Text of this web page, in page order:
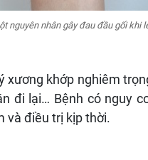
nguyên nhân gây đau đầu gối khi
xương khớp nghiêm
đi lại… Bệnh có nguy
và điều trị kịp thời.